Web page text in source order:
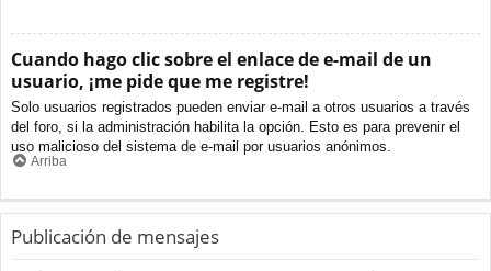
Cuando hago clic sobre el enlace de e-mail de un
usuario, ¡me pide que me registre!
Solo usuarios registrados pueden enviar e-mail a otros usuarios a través
del foro, si la administración habilita la opción. Esto es para prevenir el
uso malicioso del sistema de e-mail por usuarios anónimos.
Arriba
Publicación de mensajes